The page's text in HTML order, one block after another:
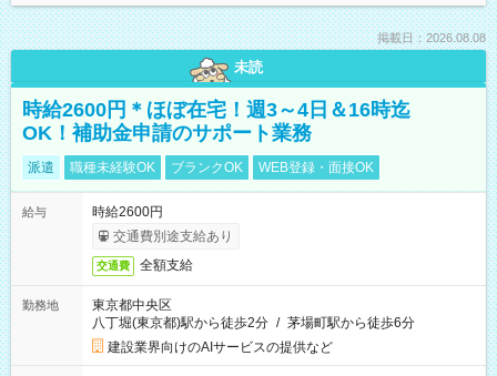
掲載日：2026.08.08
未読
時給2600円＊ほぼ在宅！週3～4日＆16時迄
OK！補助金申請のサポート業務
派遣 職種未経験OK ブランクOK WEB登録・面接OK
給与
時給2600円
交通費別途支給あり
交通費 全額支給
勤務地
東京都中央区
八丁堀(東京都)駅から徒歩2分 / 茅場町駅から徒歩6分
建設業界向けのAIサービスの提供など